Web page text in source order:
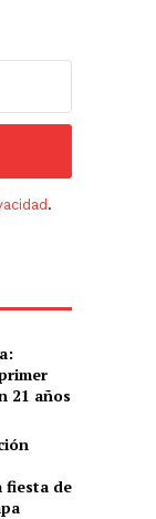
.
21 años
fiesta de